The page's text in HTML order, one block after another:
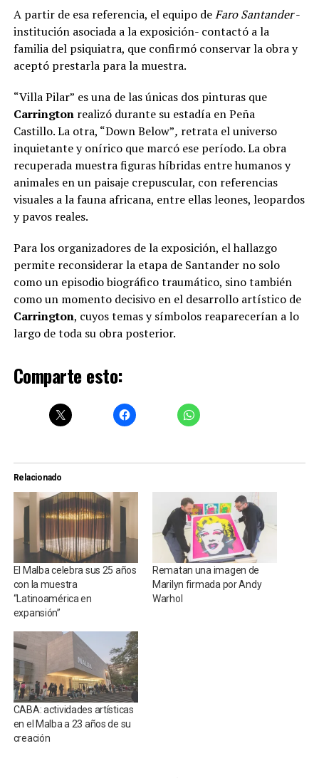
A partir de esa referencia, el equipo deFaro Santander-
institución asociada a la exposición- contactó a la
familia del psiquiatra, que confirmó conservar la obra y
aceptó prestarla para la muestra.
“Villa Pilar” es una de las únicas dos pinturas que
Carrington realizó durante su estadía en Peña
Castillo. La otra, “Down Below”, retrata el universo
inquietante y onírico que marcó ese período. La obra
recuperada muestra figuras híbridas entre humanos y
animales en un paisaje crepuscular, con referencias
visuales a la fauna africana, entre ellas leones, leopardos
y pavos reales.
Para los organizadores de la exposición, el hallazgo
permite reconsiderar la etapa de Santander no solo
como un episodio biográfico traumático, sino también
como un momento decisivo en el desarrollo artístico de
Carrington, cuyos temas y símbolos reaparecerían a lo
largo de toda su obra posterior.
Comparte esto:
Relacionado
El Malba celebra sus 25 años
con la muestra
“Latinoamérica en
expansión”
Rematan una imagen de
Marilyn firmada por Andy
Warhol
CABA: actividades artísticas
en el Malba a 23 años de su
creación